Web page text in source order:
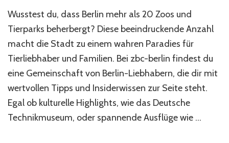
10
Sehenswürdigkeiten
kinder
Wusstest du, dass Berlin mehr als 20 Zoos und
Tierparks beherbergt? Diese beeindruckende Anzahl
macht die Stadt zu einem wahren Paradies für
Tierliebhaber und Familien. Bei zbc-berlin findest du
eine Gemeinschaft von Berlin-Liebhabern, die dir mit
wertvollen Tipps und Insiderwissen zur Seite steht.
Egal ob kulturelle Highlights, wie das Deutsche
Technikmuseum, oder spannende Ausflüge wie …